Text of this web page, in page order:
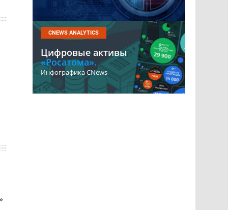
CNEWS ANALYTICS
Цифровые активы
«Росатома».
Инфографика CNews